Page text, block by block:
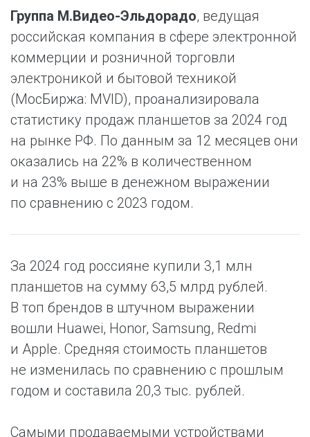
Группа М.Видео-Эльдорадо, ведущая
российская компания в сфере электронной
коммерции и розничной торговли
электроникой и бытовой техникой
(МосБиржа: MVID), проанализировала
статистику продаж планшетов за 2024 год
на рынке РФ. По данным за 12 месяцев они
оказались на 22% в количественном
и на 23% выше в денежном выражении
по сравнению с 2023 годом.
За 2024 год россияне купили 3,1 млн
планшетов на сумму 63,5 млрд рублей.
В топ брендов в штучном выражении
вошли Huawei, Honor, Samsung, Redmi
и Apple. Средняя стоимость планшетов
не изменилась по сравнению с прошлым
годом и составила 20,3 тыс. рублей.
Самыми продаваемыми устройствами